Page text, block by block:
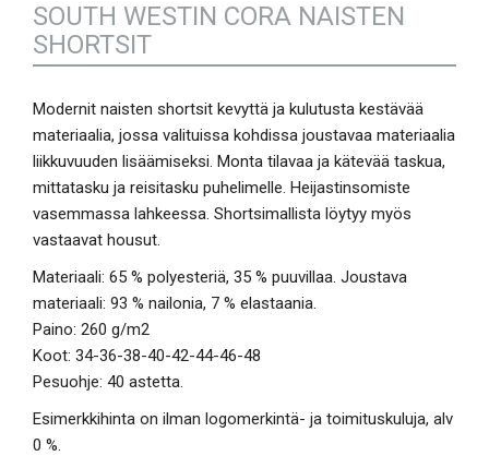
SOUTH WESTIN CORA NAISTEN
SHORTSIT
Modernit naisten shortsit kevyttä ja kulutusta kestävää
materiaalia, jossa valituissa kohdissa joustavaa materiaalia
liikkuvuuden lisäämiseksi. Monta tilavaa ja kätevää taskua,
mittatasku ja reisitasku puhelimelle. Heijastinsomiste
vasemmassa lahkeessa. Shortsimallista löytyy myös
vastaavat housut.
Materiaali: 65 % polyesteriä, 35 % puuvillaa. Joustava
materiaali: 93 % nailonia, 7 % elastaania.
Paino: 260 g/m2
Koot: 34-36-38-40-42-44-46-48
Pesuohje: 40 astetta.
Esimerkkihinta on ilman logomerkintä- ja toimituskuluja, alv
0 %.